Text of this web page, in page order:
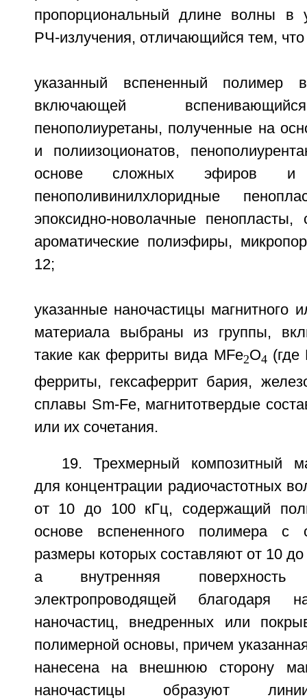
пропорциональный длине волны в
РЧ-излучения, отличающийся тем, что
указанный вспененный полимер
включающей
пенополиуретаны, полученные на
и полиизоционатов,
основе сложных эфиров и
пенополивинилхлоридные
эпоксидно-новолачные
ароматические полиэфиры,
12;
указанные наночастицы магнитного
материала выбраны из группы,
такие как ферриты вида МFе2O4
ферриты, гексаферрит бария,
сплавы Sm-Fe, магнитотвердые
или их сочетания.
19. Трехмерный композитный
для концентрации радиочастотных
от 10 до 100 кГц, содержащий
основе вспененного полимера с
размеры которых составляют от 10
а внутренняя
электропроводящей благодаря
наночастиц, внедренных или
полимерной основы, причем
нанесена на внешнюю сторону
наночастицы образуют